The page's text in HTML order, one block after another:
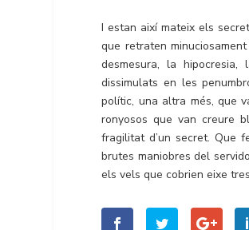
I estan així mateix els
que retraten
desmesura, la
dissimulats en les
polític, una altra més, que
ronyosos que van creure
fragilitat d’un secret. Que
brutes maniobres del
els vels que cobrien eixe